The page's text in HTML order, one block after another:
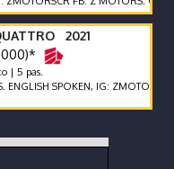
2021
| 5 pas.
SPOKEN, IG: ZMOTORSCR